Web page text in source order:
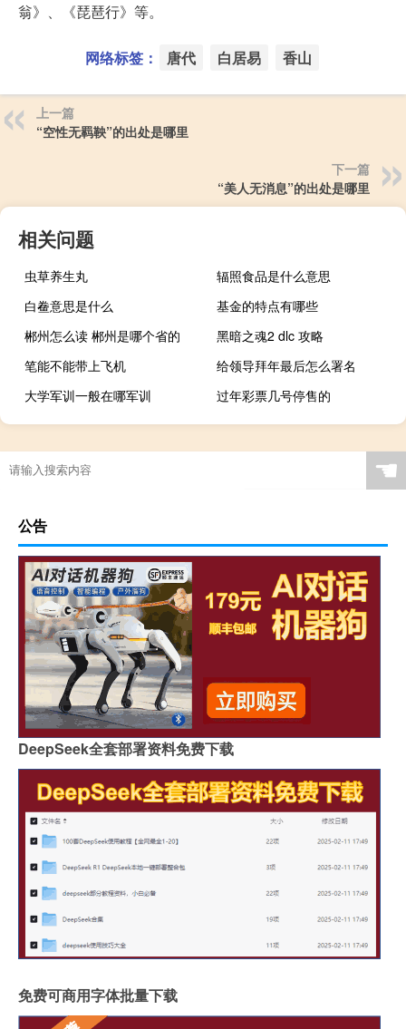
翁》、《琵琶行》等。
网络标签： 唐代 白居易 香山
上一篇
“空性无羁鞅”的出处是哪里
下一篇
“美人无消息”的出处是哪里
相关问题
虫草养生丸
辐照食品是什么意思
白鲞意思是什么
基金的特点有哪些
郴州怎么读 郴州是哪个省的
黑暗之魂2 dlc 攻略
笔能不能带上飞机
给领导拜年最后怎么署名
大学军训一般在哪军训
过年彩票几号停售的
☚
公告
DeepSeek全套部署资料免费下载
免费可商用字体批量下载